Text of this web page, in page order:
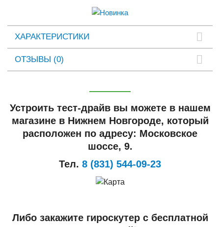
ХАРАКТЕРИСТИКИ
ОТЗЫВЫ (0)
Устроить тест-драйв вы можете в нашем
магазине в Нижнем Новгороде, который
расположен по адресу: Московское
шоссе, 9.
Тел. 8 (831) 544-09-23
Либо закажите гироскутер с бесплатной